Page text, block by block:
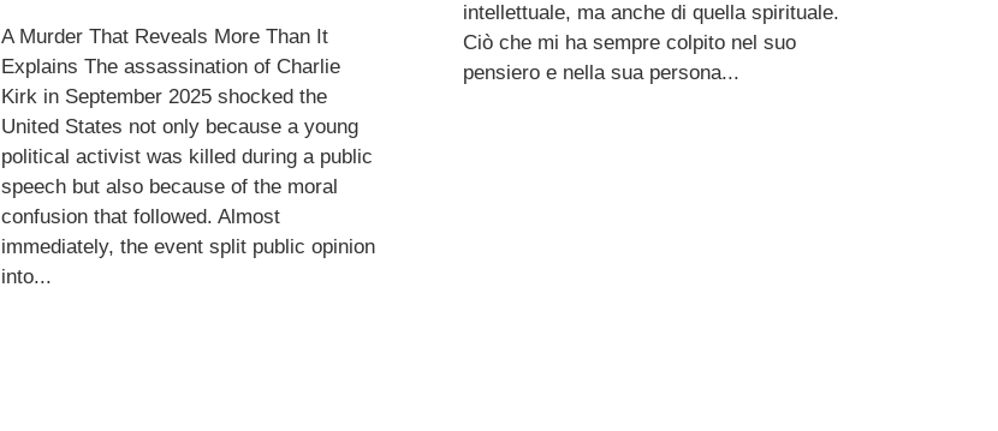
A Murder That Reveals More Than It
Explains The assassination of Charlie
Kirk in September 2025 shocked the
United States not only because a young
political activist was killed during a public
speech but also because of the moral
confusion that followed. Almost
immediately, the event split public opinion
into...
intellettuale, ma anche di quella spirituale.
Ciò che mi ha sempre colpito nel suo
pensiero e nella sua persona...